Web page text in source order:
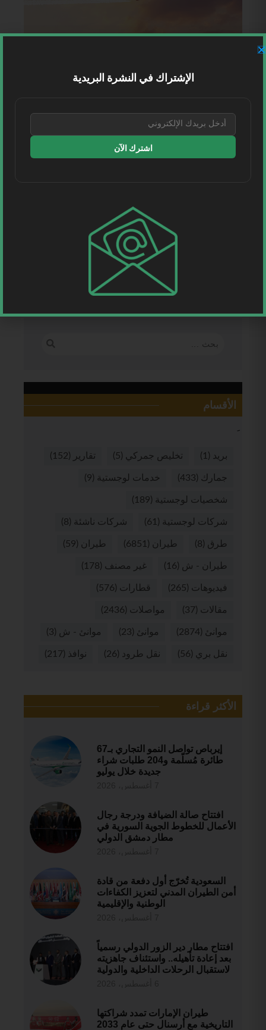
الأقسام
بريد (1) تخليص جمركي (5) تقارير (152)
جمارك (433) خدمات لوجستية (9)
شخصيات لوجستية (189)
شركات لوجستية (61) شركات ناشئة (8)
طرق (8) طيران (6851) طيران (59)
طيران - ش (16) غير مصنف (178)
فيديوهات (265) قطارات (576)
مقالات (37) مواصلات (2436)
موانئ (2874) موانئ (23) موانئ - ش (3)
نقل بري (56) نقل طرود (26) نوافذ (217)
الأكثر قراءة
إيرباص تواصل النمو التجاري بـ67
طائرة مُسلّمة و204 طلبات شراء
جديدة خلال يوليو
افتتاح صالة الضيافة ودرجة رجال
الأعمال للخطوط الجوية السورية في
مطار دمشق الدولي
السعودية تُخرّج أول دفعة من قادة
أمن الطيران المدني لتعزيز الكفاءات
الوطنية والإقليمية
افتتاح مطار دير الزور الدولي رسمياً
بعد إعادة تأهيله.. واستئناف جاهزيته
لاستقبال الرحلات الداخلية والدولية
طيران الإمارات تمدد شراكتها
التاريخية مع أرسنال حتى عام 2033
الإشتراك في النشرة البريدية
اشترك الآن